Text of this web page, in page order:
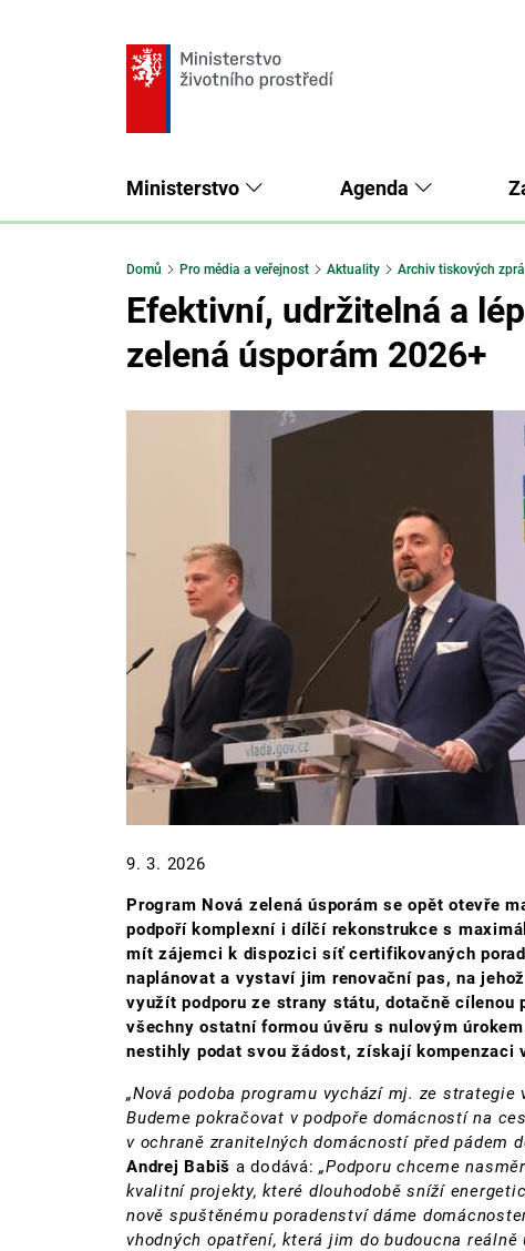
Ministerstvo Agenda
Domů Pro média a veřejnost Aktuality Archiv tiskových
Efektivní, udržitelná a
zelená úsporám 2026+
9. 3. 2026
Program Nová zelená úsporám se opět otevře
podpoří komplexní i dílčí rekonstrukce s
mít zájemci k dispozici síť certifikovaných
naplánovat a vystaví jim renovační pas, na
využít podporu ze strany státu, dotačně cílenou
všechny ostatní formou úvěru s nulovým
nestihly podat svou žádost, získají kompenzaci
„Nová podoba programu vychází mj. ze
Budeme pokračovat v podpoře domácností na
v ochraně zranitelných domácností před pádem
Andrej Babiš a dodává:„Podporu chceme
kvalitní projekty, které dlouhodobě sníží
nově spuštěnému poradenství dáme
vhodných opatření, která jim do budoucna